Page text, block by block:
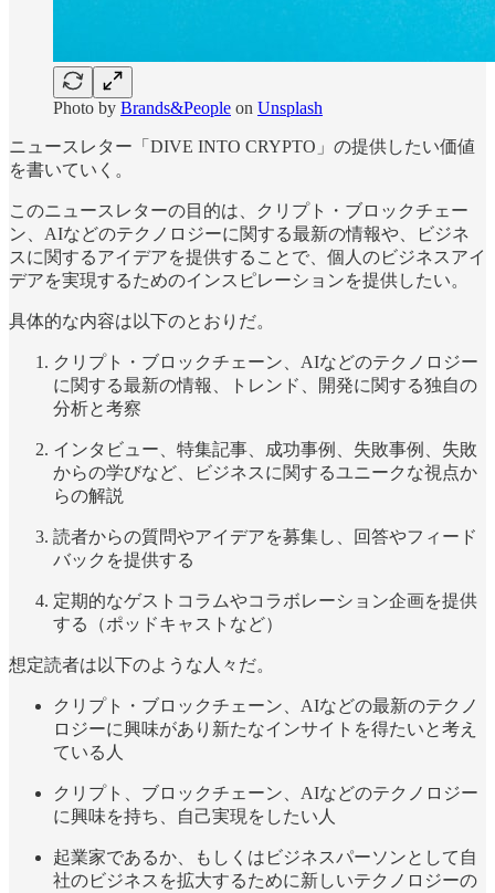
Photo by Brands&People on Unsplash
ニュースレター「DIVE INTO CRYPTO」の提供したい価値
を書いていく。
このニュースレターの目的は、クリプト・ブロックチェー
ン、AIなどのテクノロジーに関する最新の情報や、ビジネ
スに関するアイデアを提供することで、個人のビジネスアイ
デアを実現するためのインスピレーションを提供したい。
具体的な内容は以下のとおりだ。
クリプト・ブロックチェーン、AIなどのテクノロジー
に関する最新の情報、トレンド、開発に関する独自の
分析と考察
インタビュー、特集記事、成功事例、失敗事例、失敗
からの学びなど、ビジネスに関するユニークな視点か
らの解説
読者からの質問やアイデアを募集し、回答やフィード
バックを提供する
定期的なゲストコラムやコラボレーション企画を提供
する（ポッドキャストなど）
想定読者は以下のような人々だ。
クリプト・ブロックチェーン、AIなどの最新のテクノ
ロジーに興味があり新たなインサイトを得たいと考え
ている人
クリプト、ブロックチェーン、AIなどのテクノロジー
に興味を持ち、自己実現をしたい人
起業家であるか、もしくはビジネスパーソンとして自
社のビジネスを拡大するために新しいテクノロジーの